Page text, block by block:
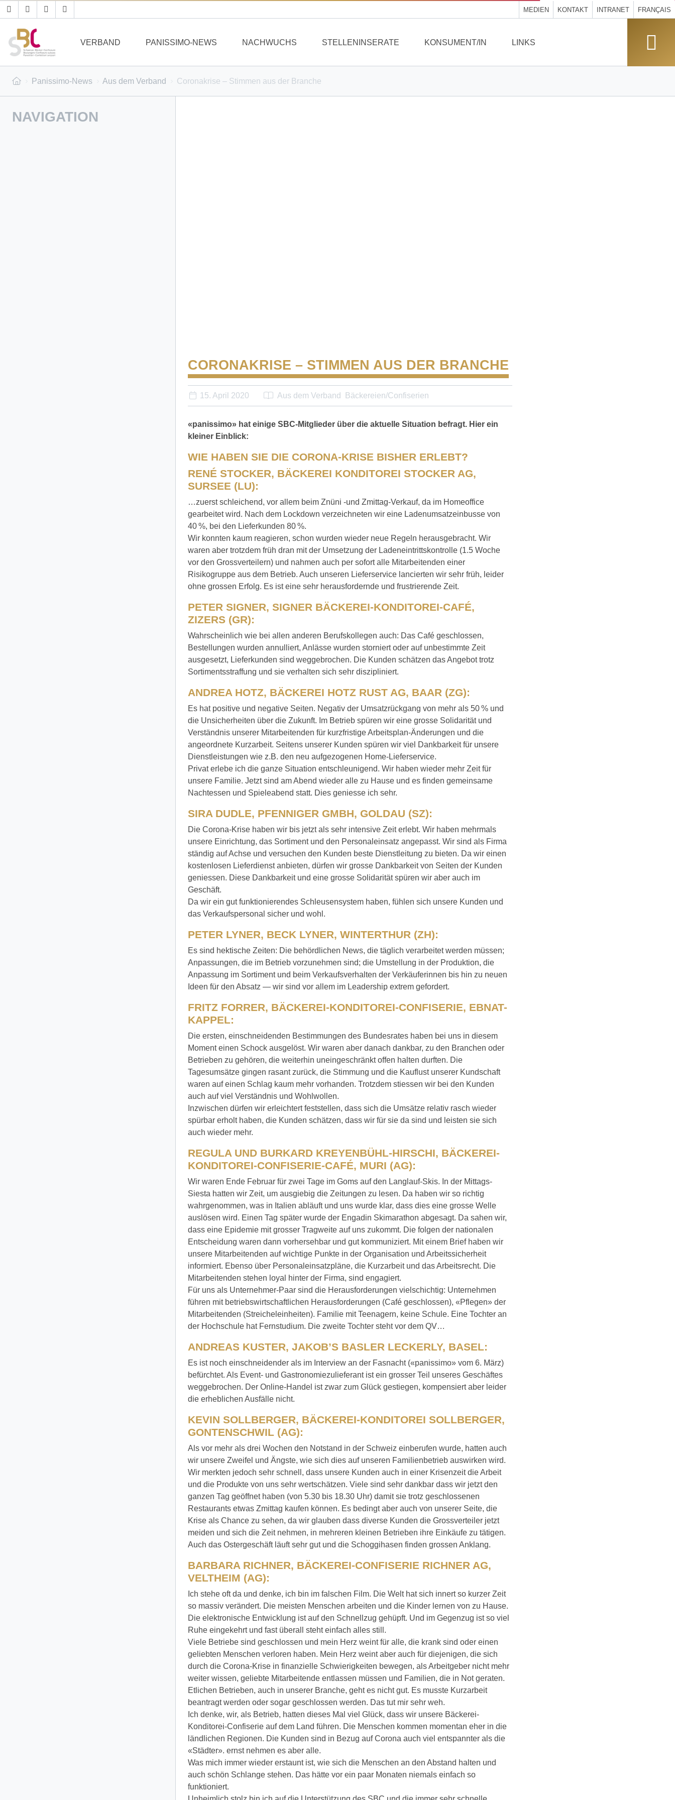
MEDIEN KONTAKT INTRANET FRANÇAIS
VERBAND PANISSIMO-NEWS NACHWUCHS STELLENINSERATE KONSUMENT/IN LINKS
Panissimo-News Aus dem Verband Coronakrise – Stimmen aus der Branche
NAVIGATION
CORONAKRISE – STIMMEN AUS DER BRANCHE
15. April 2020 Aus dem Verband Bäckereien/Confiserien
«panissimo» hat einige SBC-Mitglieder über die aktuelle Situation befragt. Hier ein
kleiner Einblick:
WIE HABEN SIE DIE CORONA-KRISE BISHER ERLEBT?
RENÉ STOCKER, BÄCKEREI KONDITOREI STOCKER AG,
SURSEE (LU):
…zuerst schleichend, vor allem beim Znüni -und Zmittag-Verkauf, da im Homeoffice
gearbeitet wird. Nach dem Lockdown verzeichneten wir eine Ladenumsatzeinbusse von
40 %, bei den Lieferkunden 80 %.
Wir konnten kaum reagieren, schon wurden wieder neue Regeln herausgebracht. Wir
waren aber trotzdem früh dran mit der Umsetzung der Ladeneintrittskontrolle (1.5 Woche
vor den Grossverteilern) und nahmen auch per sofort alle Mitarbeitenden einer
Risikogruppe aus dem Betrieb. Auch unseren Lieferservice lancierten wir sehr früh, leider
ohne grossen Erfolg. Es ist eine sehr herausfordernde und frustrierende Zeit.
PETER SIGNER, SIGNER BÄCKEREI-KONDITOREI-CAFÉ,
ZIZERS (GR):
Wahrscheinlich wie bei allen anderen Berufskollegen auch: Das Café geschlossen,
Bestellungen wurden annulliert, Anlässe wurden storniert oder auf unbestimmte Zeit
ausgesetzt, Lieferkunden sind weggebrochen. Die Kunden schätzen das Angebot trotz
Sortimentsstraffung und sie verhalten sich sehr diszipliniert.
ANDREA HOTZ, BÄCKEREI HOTZ RUST AG, BAAR (ZG):
Es hat positive und negative Seiten. Negativ der Umsatzrückgang von mehr als 50 % und
die Unsicherheiten über die Zukunft. Im Betrieb spüren wir eine grosse Solidarität und
Verständnis unserer Mitarbeitenden für kurzfristige Arbeitsplan-Änderungen und die
angeordnete Kurzarbeit. Seitens unserer Kunden spüren wir viel Dankbarkeit für unsere
Dienstleistungen wie z.B. den neu aufgezogenen Home-Lieferservice.
Privat erlebe ich die ganze Situation entschleunigend. Wir haben wieder mehr Zeit für
unsere Familie. Jetzt sind am Abend wieder alle zu Hause und es finden gemeinsame
Nachtessen und Spieleabend statt. Dies geniesse ich sehr.
SIRA DUDLE, PFENNIGER GMBH, GOLDAU (SZ):
Die Corona-Krise haben wir bis jetzt als sehr intensive Zeit erlebt. Wir haben mehrmals
unsere Einrichtung, das Sortiment und den Personaleinsatz angepasst. Wir sind als Firma
ständig auf Achse und versuchen den Kunden beste Dienstleitung zu bieten. Da wir einen
kostenlosen Lieferdienst anbieten, dürfen wir grosse Dankbarkeit von Seiten der Kunden
geniessen. Diese Dankbarkeit und eine grosse Solidarität spüren wir aber auch im
Geschäft.
Da wir ein gut funktionierendes Schleusensystem haben, fühlen sich unsere Kunden und
das Verkaufspersonal sicher und wohl.
PETER LYNER, BECK LYNER, WINTERTHUR (ZH):
Es sind hektische Zeiten: Die behördlichen News, die täglich verarbeitet werden müssen;
Anpassungen, die im Betrieb vorzunehmen sind; die Umstellung in der Produktion, die
Anpassung im Sortiment und beim Verkaufsverhalten der Verkäuferinnen bis hin zu neuen
Ideen für den Absatz — wir sind vor allem im Leadership extrem gefordert.
FRITZ FORRER, BÄCKEREI-KONDITOREI-CONFISERIE, EBNAT-
KAPPEL:
Die ersten, einschneidenden Bestimmungen des Bundesrates haben bei uns in diesem
Moment einen Schock ausgelöst. Wir waren aber danach dankbar, zu den Branchen oder
Betrieben zu gehören, die weiterhin uneingeschränkt offen halten durften. Die
Tagesumsätze gingen rasant zurück, die Stimmung und die Kauflust unserer Kundschaft
waren auf einen Schlag kaum mehr vorhanden. Trotzdem stiessen wir bei den Kunden
auch auf viel Verständnis und Wohlwollen.
Inzwischen dürfen wir erleichtert feststellen, dass sich die Umsätze relativ rasch wieder
spürbar erholt haben, die Kunden schätzen, dass wir für sie da sind und leisten sie sich
auch wieder mehr.
REGULA UND BURKARD KREYENBÜHL-HIRSCHI, BÄCKEREI-
KONDITOREI-CONFISERIE-CAFÉ, MURI (AG):
Wir waren Ende Februar für zwei Tage im Goms auf den Langlauf-Skis. In der Mittags-
Siesta hatten wir Zeit, um ausgiebig die Zeitungen zu lesen. Da haben wir so richtig
wahrgenommen, was in Italien abläuft und uns wurde klar, dass dies eine grosse Welle
auslösen wird. Einen Tag später wurde der Engadin Skimarathon abgesagt. Da sahen wir,
dass eine Epidemie mit grosser Tragweite auf uns zukommt. Die folgen der nationalen
Entscheidung waren dann vorhersehbar und gut kommuniziert. Mit einem Brief haben wir
unsere Mitarbeitenden auf wichtige Punkte in der Organisation und Arbeitssicherheit
informiert. Ebenso über Personaleinsatzpläne, die Kurzarbeit und das Arbeitsrecht. Die
Mitarbeitenden stehen loyal hinter der Firma, sind engagiert.
Für uns als Unternehmer-Paar sind die Herausforderungen vielschichtig: Unternehmen
führen mit betriebswirtschaftlichen Herausforderungen (Café geschlossen), «Pflegen» der
Mitarbeitenden (Streicheleinheiten). Familie mit Teenagern, keine Schule. Eine Tochter an
der Hochschule hat Fernstudium. Die zweite Tochter steht vor dem QV…
ANDREAS KUSTER, JAKOB’S BASLER LECKERLY, BASEL:
Es ist noch einschneidender als im Interview an der Fasnacht («panissimo» vom 6. März)
befürchtet. Als Event- und Gastronomiezulieferant ist ein grosser Teil unseres Geschäftes
weggebrochen. Der Online-Handel ist zwar zum Glück gestiegen, kompensiert aber leider
die erheblichen Ausfälle nicht.
KEVIN SOLLBERGER, BÄCKEREI-KONDITOREI SOLLBERGER,
GONTENSCHWIL (AG):
Als vor mehr als drei Wochen den Notstand in der Schweiz einberufen wurde, hatten auch
wir unsere Zweifel und Ängste, wie sich dies auf unseren Familienbetrieb auswirken wird.
Wir merkten jedoch sehr schnell, dass unsere Kunden auch in einer Krisenzeit die Arbeit
und die Produkte von uns sehr wertschätzen. Viele sind sehr dankbar dass wir jetzt den
ganzen Tag geöffnet haben (von 5.30 bis 18.30 Uhr) damit sie trotz geschlossenen
Restaurants etwas Zmittag kaufen können. Es bedingt aber auch von unserer Seite, die
Krise als Chance zu sehen, da wir glauben dass diverse Kunden die Grossverteiler jetzt
meiden und sich die Zeit nehmen, in mehreren kleinen Betrieben ihre Einkäufe zu tätigen.
Auch das Ostergeschäft läuft sehr gut und die Schoggihasen finden grossen Anklang.
BARBARA RICHNER, BÄCKEREI-CONFISERIE RICHNER AG,
VELTHEIM (AG):
Ich stehe oft da und denke, ich bin im falschen Film. Die Welt hat sich innert so kurzer Zeit
so massiv verändert. Die meisten Menschen arbeiten und die Kinder lernen von zu Hause.
Die elektronische Entwicklung ist auf den Schnellzug gehüpft. Und im Gegenzug ist so viel
Ruhe eingekehrt und fast überall steht einfach alles still.
Viele Betriebe sind geschlossen und mein Herz weint für alle, die krank sind oder einen
geliebten Menschen verloren haben. Mein Herz weint aber auch für diejenigen, die sich
durch die Corona-Krise in finanzielle Schwierigkeiten bewegen, als Arbeitgeber nicht mehr
weiter wissen, geliebte Mitarbeitende entlassen müssen und Familien, die in Not geraten.
Etlichen Betrieben, auch in unserer Branche, geht es nicht gut. Es musste Kurzarbeit
beantragt werden oder sogar geschlossen werden. Das tut mir sehr weh.
Ich denke, wir, als Betrieb, hatten dieses Mal viel Glück, dass wir unsere Bäckerei-
Konditorei-Confiserie auf dem Land führen. Die Menschen kommen momentan eher in die
ländlichen Regionen. Die Kunden sind in Bezug auf Corona auch viel entspannter als die
«Städter». ernst nehmen es aber alle.
Was mich immer wieder erstaunt ist, wie sich die Menschen an den Abstand halten und
auch schön Schlange stehen. Das hätte vor ein paar Monaten niemals einfach so
funktioniert.